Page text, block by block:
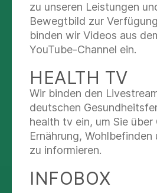
Lea Düsenberg
Chefarztsekretariat
Nachricht schreiben
+49 40 181887-3667
teilen
zu unseren Leistungen
Bewegtbild zur
binden wir Videos aus
YouTube-Channel ein.
HEALTH TV
Wir binden den
deutschen
health tv ein, um Sie über
Ernährung, Wohlbefinden
zu informieren.
INFOBOX